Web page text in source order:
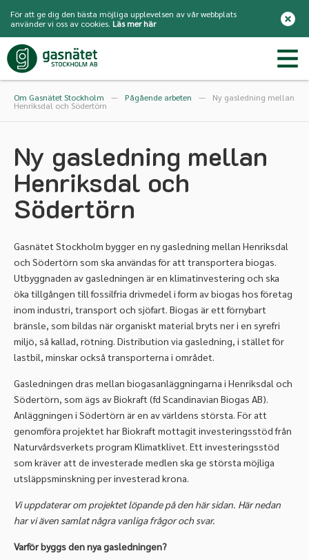
För att ge dig den bästa möjliga upplevelsen av vår webbplats
använder vi oss av cookies. Läs mer här
Om Gasnätet Stockholm — Pågående arbeten — Ny gasledning mellan
Henriksdal och Södertörn
Ny gasledning mellan
Henriksdal och
Södertörn
Gasnätet Stockholm bygger en ny gasledning mellan Henriksdal
och Södertörn som ska användas för att transportera biogas.
Utbyggnaden av gasledningen är en klimatinvestering och ska
öka tillgången till fossilfria drivmedel i form av biogas hos företag
inom industri, transport och sjöfart. Biogas är ett förnybart
bränsle, som bildas när organiskt material bryts ner i en syrefri
miljö, så kallad, rötning. Distribution via gasledning, i stället för
lastbil, minskar också transporterna i området.
Gasledningen dras mellan biogasanläggningarna i Henriksdal och
Södertörn, som ägs av Biokraft (fd Scandinavian Biogas AB).
Anläggningen i Södertörn är en av världens största. För att
genomföra projektet har Biokraft mottagit investeringsstöd från
Naturvårdsverkets program Klimatklivet. Ett investeringsstöd
som kräver att de investerade medlen ska ge största möjliga
utsläppsminskning per investerad krona.
Vi uppdaterar om projektet löpande på den här sidan. Här nedan
har vi även samlat några vanliga frågor och svar.
Varför byggs den nya gasledningen?